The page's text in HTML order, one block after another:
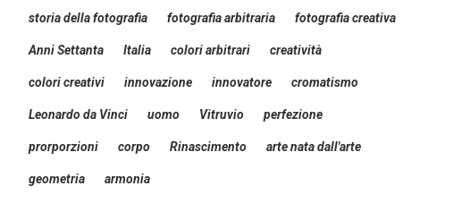
storia della fotografia fotografia arbitraria fotografia creativa
Anni Settanta Italia colori arbitrari creatività
colori creativi innovazione innovatore cromatismo
Leonardo da Vinci uomo Vitruvio perfezione
prorporzioni corpo Rinascimento arte nata dall'arte
geometria armonia